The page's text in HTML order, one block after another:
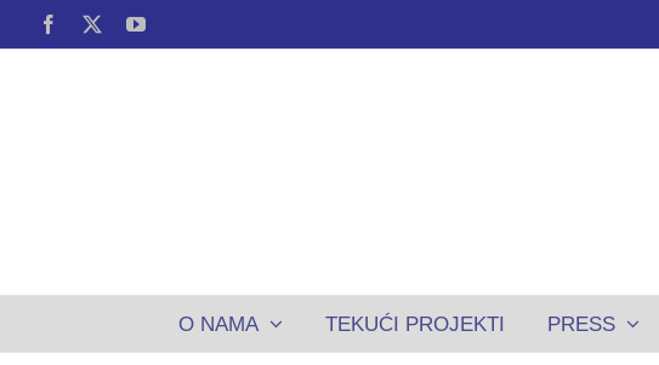
Facebook YouTube
O NAMA TEKUĆI PROJEKTI PRESS